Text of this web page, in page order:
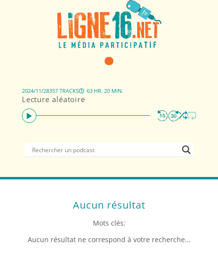
Lecture aléatoire
2024/11/28357 TRACKS 63 HR. 20 MIN.
Aucun résultat
Mots clés:
Aucun résultat ne correspond à votre recherche...